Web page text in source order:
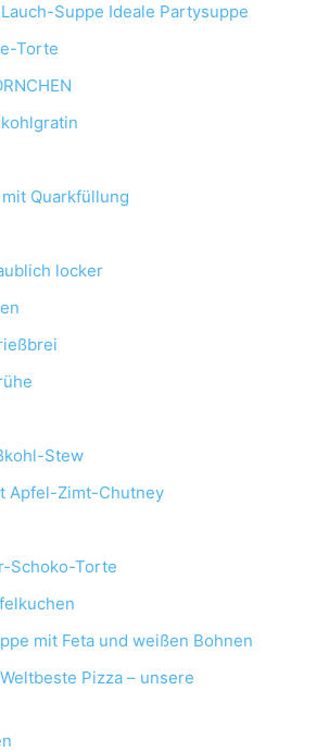
Suppe Ideale Partysuppe
Torte
Quarkfüllung
locker
Stew
Apfel-Zimt-Chutney
Schoko-Torte
mit Feta und weißen Bohnen
Pizza – unsere